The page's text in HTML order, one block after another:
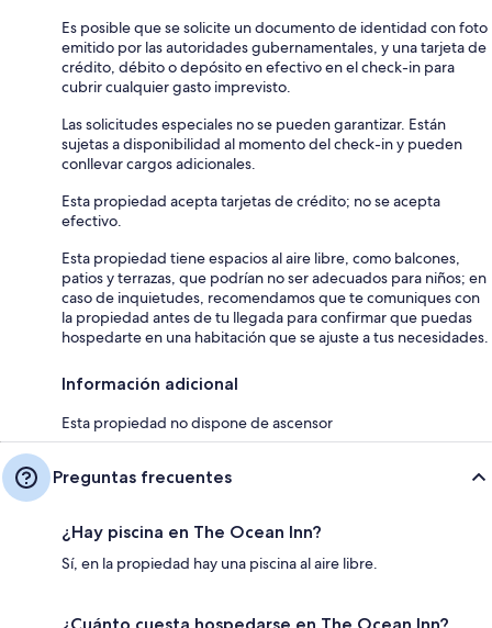
Es posible que se solicite un documento de identidad con foto
emitido por las autoridades gubernamentales, y una tarjeta de
crédito, débito o depósito en efectivo en el check-in para
cubrir cualquier gasto imprevisto.
Las solicitudes especiales no se pueden garantizar. Están
sujetas a disponibilidad al momento del check-in y pueden
conllevar cargos adicionales.
Esta propiedad acepta tarjetas de crédito; no se acepta
efectivo.
Esta propiedad tiene espacios al aire libre, como balcones,
patios y terrazas, que podrían no ser adecuados para niños; en
caso de inquietudes, recomendamos que te comuniques con
la propiedad antes de tu llegada para confirmar que puedas
hospedarte en una habitación que se ajuste a tus necesidades.
Información adicional
Esta propiedad no dispone de ascensor
Preguntas frecuentes
¿Hay piscina en The Ocean Inn?
Sí, en la propiedad hay una piscina al aire libre.